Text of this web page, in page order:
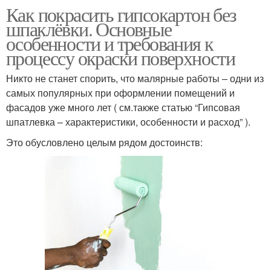
Как покрасить гипсокартон без
шпаклёвки. Основные
особенности и требования к
процессу окраски поверхности
Никто не станет спорить, что малярные работы – одни из
самых популярных при оформлении помещений и
фасадов уже много лет ( см.также статью “Гипсовая
шпатлевка – характеристики, особенности и расход” ).
Это обусловлено целым рядом достоинств: